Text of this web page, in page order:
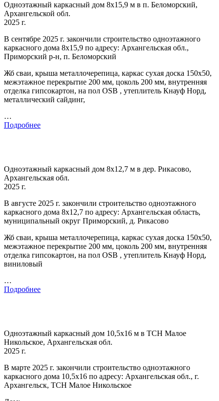
Одноэтажный каркасный дом 8х15,9 м в п. Беломорский,
Архангельской обл.
2025 г.
В сентябре 2025 г. закончили строительство одноэтажного
каркасного дома 8х15,9 по адресу: Архангельская обл.,
Приморский р-н, п. Беломорский
Жб сваи, крыша металлочерепица, каркас сухая доска 150х50,
межэтажное перекрытие 200 мм, цоколь 200 мм, внутренняя
отделка гипсокартон, на пол OSB , утеплитель Кнауф Норд,
металлический сайдинг,
…
Подробнее
Одноэтажный каркасный дом 8х12,7 м в дер. Рикасово,
Архангельская обл.
2025 г.
В августе 2025 г. закончили строительство одноэтажного
каркасного дома 8х12,7 по адресу: Архангельская область,
муниципальный округ Приморский, д. Рикасово
Жб сваи, крыша металлочерепица, каркас сухая доска 150х50,
межэтажное перекрытие 200 мм, цоколь 200 мм, внутренняя
отделка гипсокартон, на пол OSB , утеплитель Кнауф Норд,
виниловый
…
Подробнее
Одноэтажный каркасный дом 10,5х16 м в ТСН Малое
Никольское, Архангельская обл.
2025 г.
В марте 2025 г. закончили строительство одноэтажного
каркасного дома 10,5х16 по адресу: Архангельская обл., г.
Архангельск, ТСН Малое Никольское